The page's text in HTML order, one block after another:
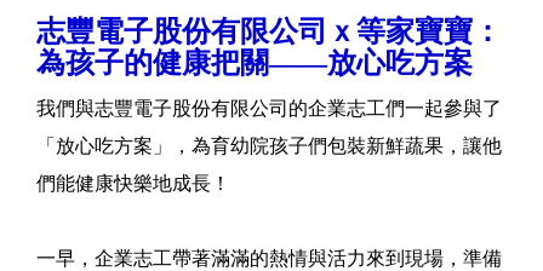
志豐電子股份有限公司ｘ等家寶寶：
為孩子的健康把關——放心吃方案
我們與志豐電子股份有限公司的企業志工們一起參與了
「放心吃方案」，為育幼院孩子們包裝新鮮蔬果，讓他
們能健康快樂地成長！
一早，企業志工帶著滿滿的熱情與活力來到現場，準備